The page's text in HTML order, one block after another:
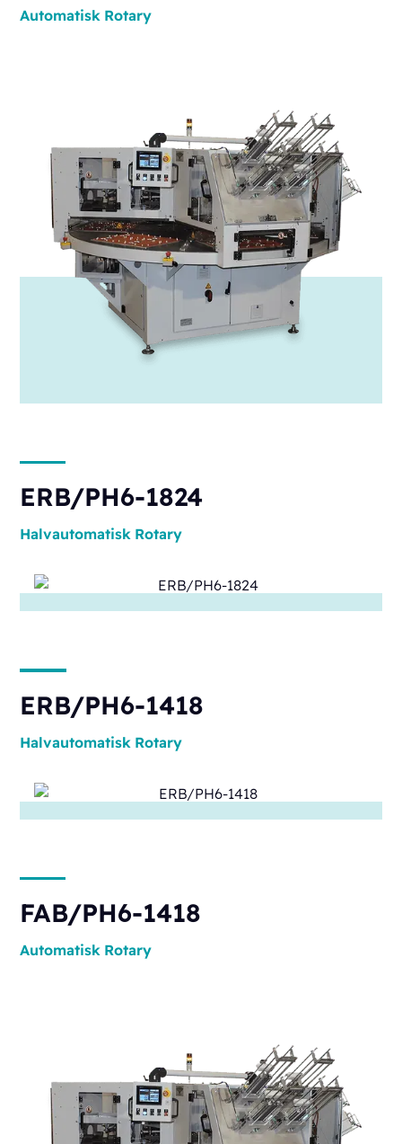
Automatisk Rotary
ERB/PH6-1824
Halvautomatisk Rotary
ERB/PH6-1418
Halvautomatisk Rotary
FAB/PH6-1418
Automatisk Rotary